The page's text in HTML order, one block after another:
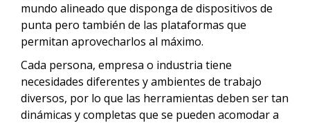
mundo alineado que disponga de dispositivos de
punta pero también de las plataformas que
permitan aprovecharlos al máximo.
Cada persona, empresa o industria tiene
necesidades diferentes y ambientes de trabajo
diversos, por lo que las herramientas deben ser tan
dinámicas y completas que se pueden acomodar a